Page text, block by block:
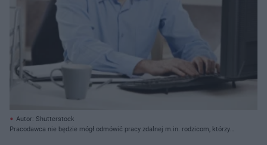
Autor: Shutterstock
Pracodawca nie będzie mógł odmówić pracy zdalnej m.in. rodzicom, którzy